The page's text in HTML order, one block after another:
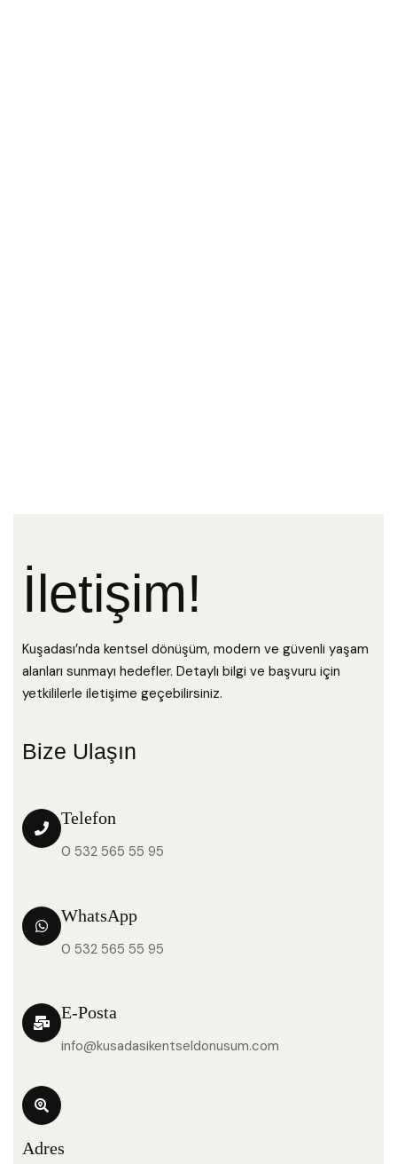
İletişim!
Kuşadası’nda kentsel dönüşüm, modern ve güvenli yaşam
alanları sunmayı hedefler. Detaylı bilgi ve başvuru için
yetkililerle iletişime geçebilirsiniz.
Bize Ulaşın
Telefon
0 532 565 55 95
WhatsApp
0 532 565 55 95
E-Posta
info@kusadasikentseldonusum.com
Adres